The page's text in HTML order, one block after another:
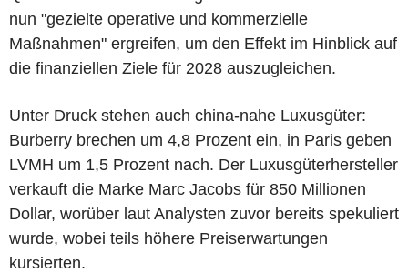
nun "gezielte operative und kommerzielle
Maßnahmen" ergreifen, um den Effekt im Hinblick auf
die finanziellen Ziele für 2028 auszugleichen.
Unter Druck stehen auch china-nahe Luxusgüter:
Burberry brechen um 4,8 Prozent ein, in Paris geben
LVMH um 1,5 Prozent nach. Der Luxusgüterhersteller
verkauft die Marke Marc Jacobs für 850 Millionen
Dollar, worüber laut Analysten zuvor bereits spekuliert
wurde, wobei teils höhere Preiserwartungen
kursierten.